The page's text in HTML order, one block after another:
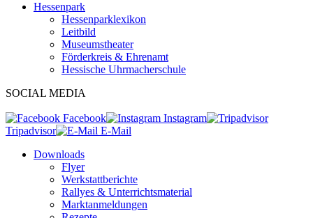
Hessenpark
Hessenparklexikon
Leitbild
Museumstheater
Förderkreis & Ehrenamt
Hessische Uhrmacherschule
SOCIAL MEDIA
Facebook
Instagram
Tripadvisor
E-Mail
Downloads
Flyer
Werkstattberichte
Rallyes & Unterrichtsmaterial
Marktanmeldungen